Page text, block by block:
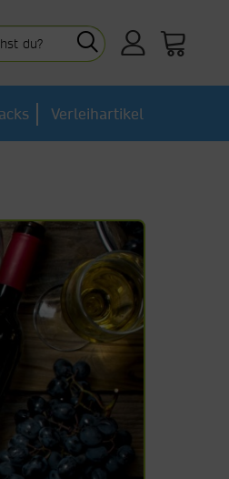
Verleihartikel